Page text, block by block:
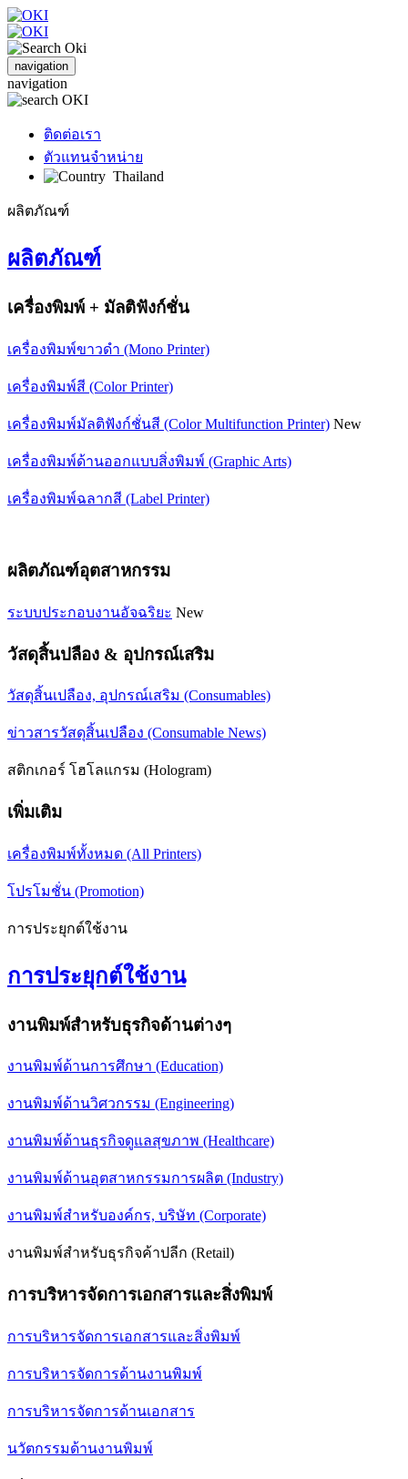
navigation
navigation
ติดต่อเรา
ตัวแทนจำหน่าย
Thailand
ผลิตภัณฑ์
ผลิตภัณฑ์
เครื่องพิมพ์ + มัลติฟังก์ชั่น
เครื่องพิมพ์ขาวดำ (Mono Printer)
เครื่องพิมพ์สี (Color Printer)
เครื่องพิมพ์มัลติฟังก์ชั่นสี (Color Multifunction Printer) New
เครื่องพิมพ์ด้านออกแบบสิ่งพิมพ์ (Graphic Arts)
เครื่องพิมพ์ฉลากสี (Label Printer)
ผลิตภัณฑ์อุตสาหกรรม
ระบบประกอบงานอัจฉริยะ New
วัสดุสิ้นปลือง & อุปกรณ์เสริม
วัสดุสิ้นเปลือง, อุปกรณ์เสริม (Consumables)
ข่าวสารวัสดุสิ้นเปลือง (Consumable News)
สติกเกอร์ โฮโลแกรม (Hologram)
เพิ่มเติม
เครื่องพิมพ์ทั้งหมด (All Printers)
โปรโมชั่น (Promotion)
การประยุกต์ใช้งาน
การประยุกต์ใช้งาน
งานพิมพ์สำหรับธุรกิจด้านต่างๆ
งานพิมพ์ด้านการศึกษา (Education)
งานพิมพ์ด้านวิศวกรรม (Engineering)
งานพิมพ์ด้านธุรกิจดูแลสุขภาพ (Healthcare)
งานพิมพ์ด้านอุตสาหกรรมการผลิต (Industry)
งานพิมพ์สำหรับองค์กร, บริษัท (Corporate)
งานพิมพ์สำหรับธุรกิจค้าปลีก (Retail)
การบริหารจัดการเอกสารและสิ่งพิมพ์
การบริหารจัดการเอกสารและสิ่งพิมพ์
การบริหารจัดการด้านงานพิมพ์
การบริหารจัดการด้านเอกสาร
นวัตกรรมด้านงานพิมพ์